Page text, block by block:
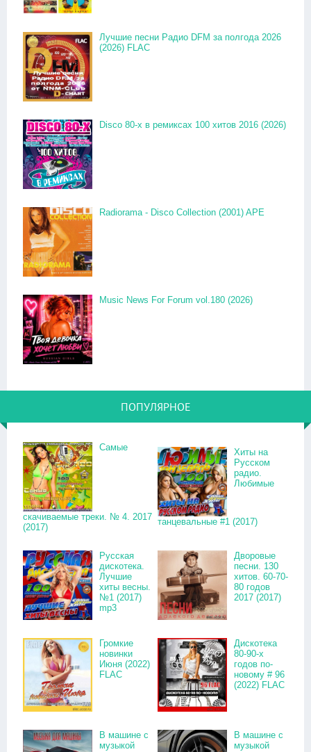
Лучшие песни Радио DFM за полгода 2026
(2026) FLAC
Disco 80-x в ремиксах 100 хитов 2016 (2026)
Radiorama - Disco Collection (2001) APE
Music News For Forum vol.180 (2026)
ПОПУЛЯРНОЕ
Самые
скачиваемые треки. № 4. 2017
(2017)
Хиты на
Русском
радио.
Любимые
танцевальные #1 (2017)
Русская
дискотека.
Лучшие
хиты весны.
№1 (2017)
mp3
Дворовые
песни. 130
хитов. 60-70-
80 годов
2017 (2017)
Громкие
новинки
Июня (2022)
FLAC
Дискотека
80-90-х
годов по-
новому # 96
(2022) FLAC
В машине с
музыкой
В машине с
музыкой